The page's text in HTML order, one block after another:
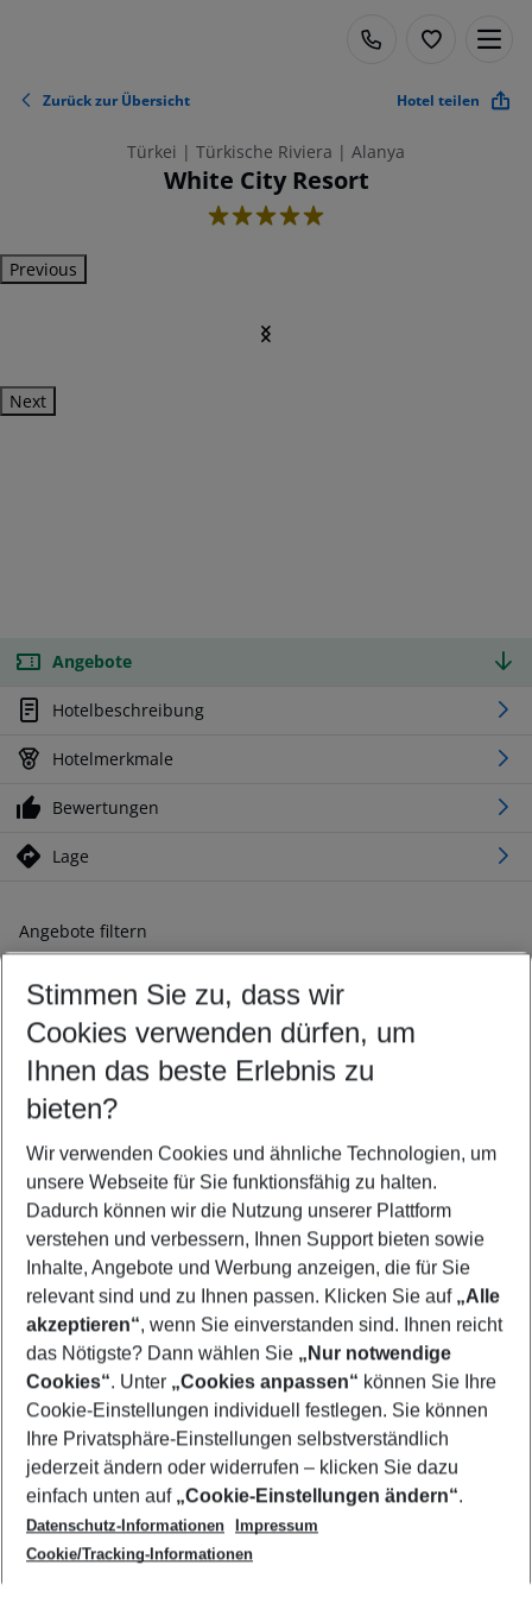
Zurück zur Übersicht Hotel teilen
Türkei | Türkische Riviera | Alanya
White City Resort
5
Previous
Next
Angebote
Hotelbeschreibung
Hotelmerkmale
Bewertungen
Lage
Angebote filtern
Ändern Sie Ihre Kriterien nach Ihren Wünschen
Abflughafen wählen
Beliebiger Abflughafen
Reisezeitraum wählen
09.08.26– 07.08.27 5-8 Nächte
2 Erwachsene Keine Kinder
Mehr Filter anzeigen
Footer
Footer navigation
Über uns
AGB
Cookie-Einstellungen ändern
Cookie-Richtlinie
Datenschutz
Service & Hilfe
Barrierefreies Reisen
Check-in
Folgen Sie uns
Stimmen Sie zu, dass wir
Cookies verwenden dürfen, um
Ihnen das beste Erlebnis zu
bieten?
Wir verwenden Cookies und ähnliche Technologien, um
unsere Webseite für Sie funktionsfähig zu halten.
Dadurch können wir die Nutzung unserer Plattform
verstehen und verbessern, Ihnen Support bieten sowie
Inhalte, Angebote und Werbung anzeigen, die für Sie
relevant sind und zu Ihnen passen. Klicken Sie auf „Alle
akzeptieren“, wenn Sie einverstanden sind. Ihnen reicht
das Nötigste? Dann wählen Sie „Nur notwendige
Cookies“. Unter „Cookies anpassen“ können Sie Ihre
Cookie-Einstellungen individuell festlegen. Sie können
Ihre Privatsphäre-Einstellungen selbstverständlich
jederzeit ändern oder widerrufen – klicken Sie dazu
einfach unten auf „Cookie-Einstellungen ändern“.
Datenschutz-Informationen
Impressum
Cookie/Tracking-Informationen